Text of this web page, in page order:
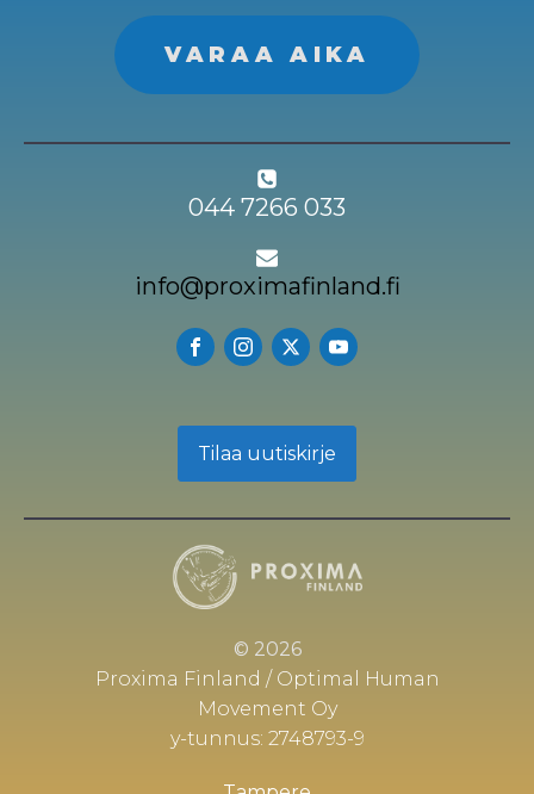
VARAA AIKA
044 7266 033
info@proximafinland.fi
Tilaa uutiskirje
© 2026
Proxima Finland / Optimal Human
Movement Oy
y-tunnus: 2748793-9